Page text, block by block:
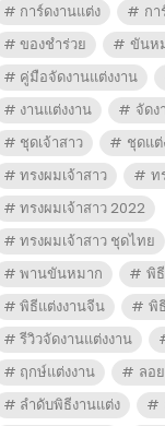
การ์ดงานแต่ง
กา
ของชำร่วย
ขันห
คู่มือจัดงานแต่งงาน
งานแต่งงาน
จัดง
ชุดเจ้าสาว
ชุดแต่
ทรงผมเจ้าสาว
ท
ทรงผมเจ้าสาว 2022
ทรงผมเจ้าสาว ชุดไทย
พานขันหมาก
พิ
พิธีแต่งงานจีน
พิ
รีวิวจัดงานแต่งงาน
ฤกษ์แต่งงาน
ลอ
ลำดับพิธีงานแต่ง